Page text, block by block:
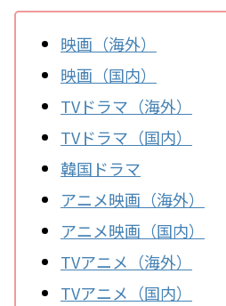
映画（海外）
映画（国内）
TVドラマ（海外）
TVドラマ（国内）
韓国ドラマ
アニメ映画（海外）
アニメ映画（国内）
TVアニメ（海外）
TVアニメ（国内）